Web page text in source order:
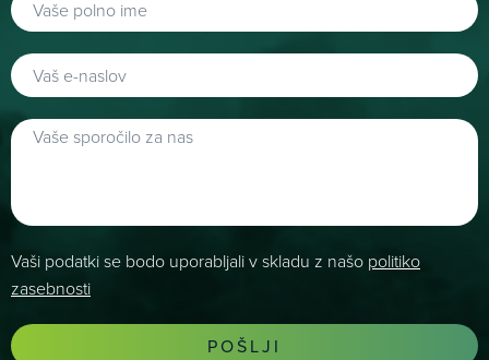
Vaši podatki se bodo uporabljali v skladu z našo politiko
zasebnosti
POŠLJI